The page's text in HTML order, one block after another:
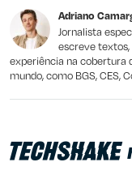
Outro
Adriano
Jornalista
escreve
experiência na cobertura
mundo, como BGS, CES,